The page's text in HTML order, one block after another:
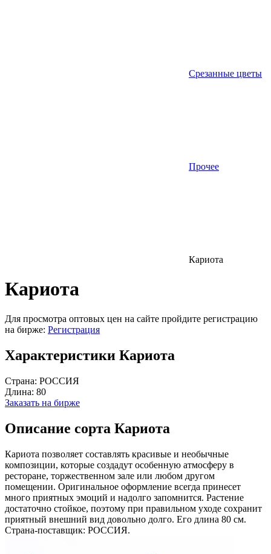
Срезанные цветы
Прочее
Кариота
Кариота
Для просмотра оптовых цен на сайте пройдите регистрацию
на бирже: Регистрация
Характеристики Кариота
Страна: РОССИЯ
Длина: 80
Заказать на бирже
Описание сорта Кариота
Кариота позволяет составлять красивые и необычные
композиции, которые создадут особенную атмосферу в
ресторане, торжественном зале или любом другом
помещении. Оригинальное оформление всегда принесет
много приятных эмоций и надолго запомнится. Растение
достаточно стойкое, поэтому при правильном уходе сохранит
приятный внешний вид довольно долго. Его длина 80 см.
Страна-поставщик: РОССИЯ.